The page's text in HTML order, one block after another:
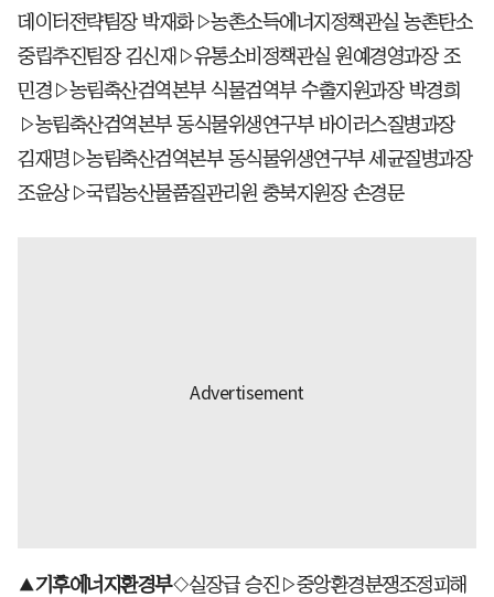
데이터전략팀장 박재화▷농촌소득에너지정책관실 농촌탄소
중립추진팀장 김신재▷유통소비정책관실 원예경영과장 조
민경▷농림축산검역본부 식물검역부 수출지원과장 박경희
▷농림축산검역본부 동식물위생연구부 바이러스질병과장
김재명▷농림축산검역본부 동식물위생연구부 세균질병과장
조윤상▷국립농산물품질관리원 충북지원장 손경문
▲기후에너지환경부◇실장급 승진▷중앙환경분쟁조정피해